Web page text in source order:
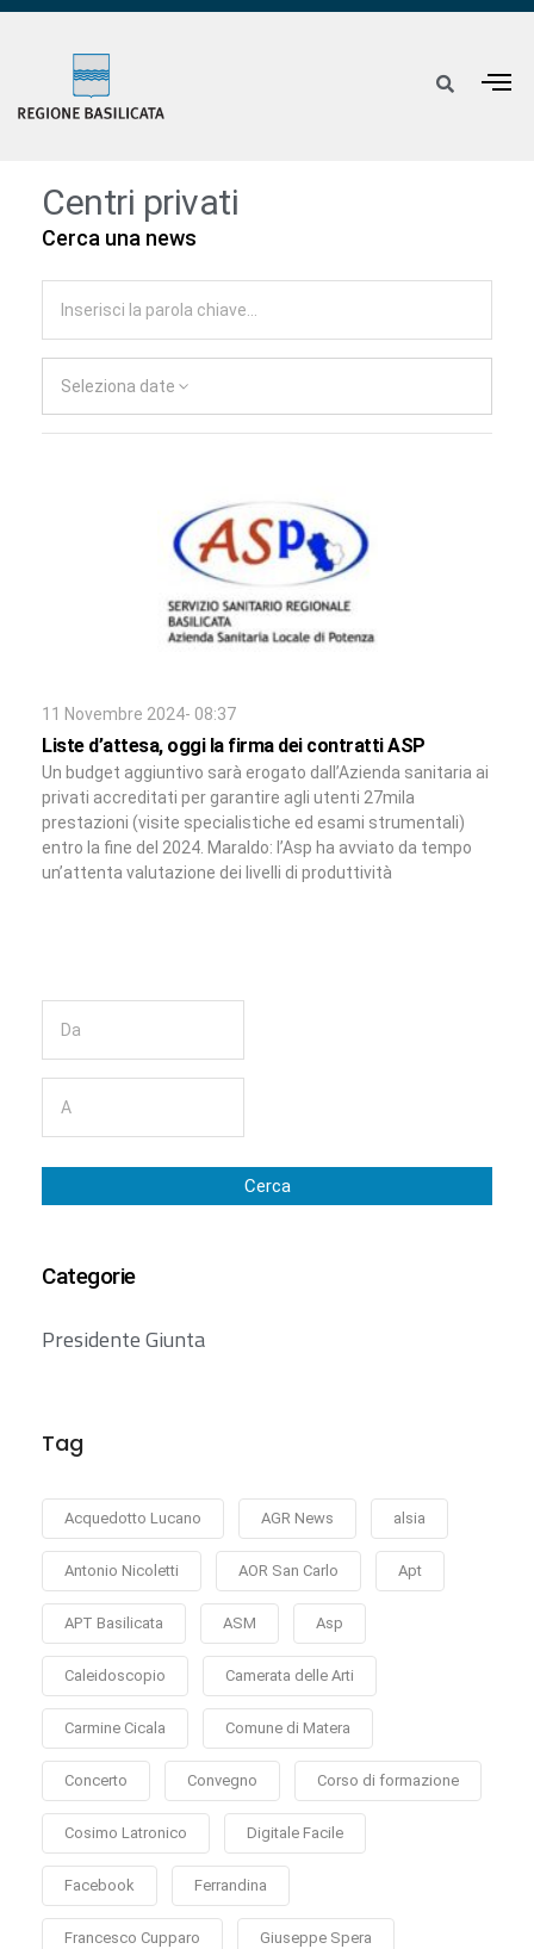
Centri privati
Cerca una news
Seleziona date
11 Novembre 2024- 08:37
Liste d’attesa, oggi la firma dei contratti ASP
Un budget aggiuntivo sarà erogato dall’Azienda sanitaria ai
privati accreditati per garantire agli utenti 27mila
prestazioni (visite specialistiche ed esami strumentali)
entro la fine del 2024. Maraldo: l’Asp ha avviato da tempo
un’attenta valutazione dei livelli di produttività
Cerca
Categorie
Presidente Giunta
Tag
Acquedotto Lucano AGR News alsia
Antonio Nicoletti AOR San Carlo Apt
APT Basilicata ASM Asp
Caleidoscopio Camerata delle Arti
Carmine Cicala Comune di Matera
Concerto Convegno Corso di formazione
Cosimo Latronico Digitale Facile
Facebook Ferrandina
Francesco Cupparo Giuseppe Spera